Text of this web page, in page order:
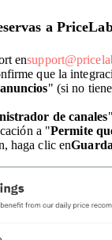
a
en
que la
" (si no
de canales
a "Permite
haga clic en